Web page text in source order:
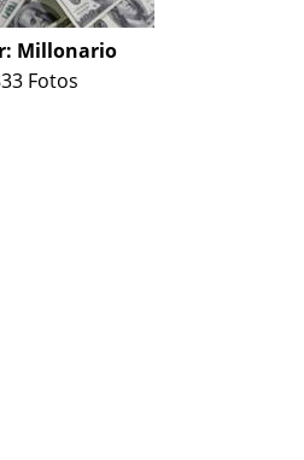
Millonario
Fotos